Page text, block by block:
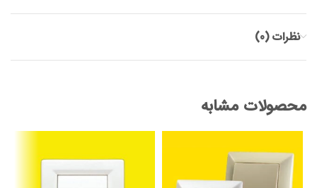
نظرات (0)
محصولات مشابه